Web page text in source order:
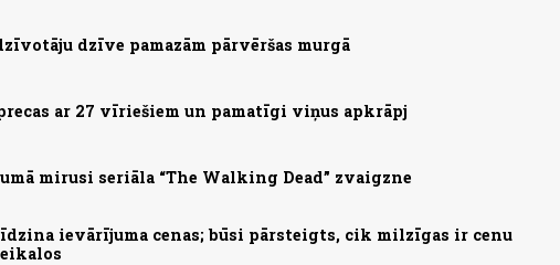
dzīve pamazām pārvēršas murgā
ar 27 vīriešiem un pamatīgi viņus apkrāpj
mirusi seriāla “The Walking Dead” zvaigzne
ievārījuma cenas; būsi pārsteigts, cik milzīgas ir cenu